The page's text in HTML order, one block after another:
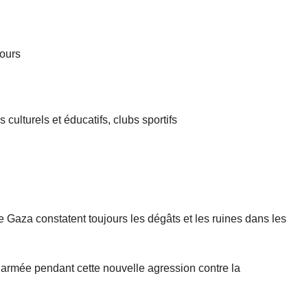
culturels et éducatifs, clubs sportifs
constatent toujours les dégâts et les ruines dans les
pendant cette nouvelle agression contre la